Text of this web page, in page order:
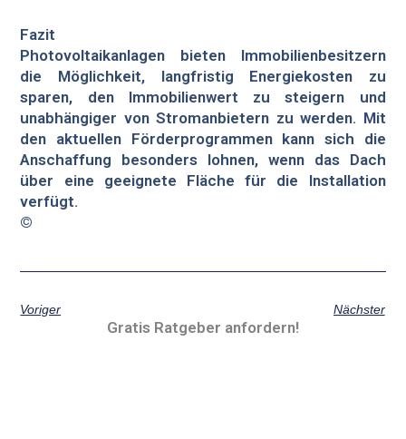
Fazit
Photovoltaikanlagen bieten Immobilienbesitzern
die Möglichkeit, langfristig Energiekosten zu
sparen, den Immobilienwert zu steigern und
unabhängiger von Stromanbietern zu werden. Mit
den aktuellen Förderprogrammen kann sich die
Anschaffung besonders lohnen, wenn das Dach
über eine geeignete Fläche für die Installation
verfügt.
©
Voriger Nächster
Gratis Ratgeber anfordern!